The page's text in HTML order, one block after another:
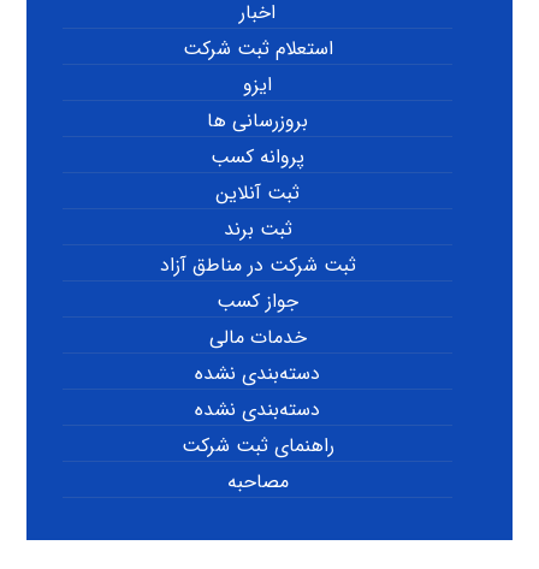
اخبار
استعلام ثبت شرکت
ایزو
بروزرسانی ها
پروانه کسب
ثبت آنلاین
ثبت برند
ثبت شرکت در مناطق آزاد
جواز کسب
خدمات مالی
دسته‌بندی نشده
دسته‌بندی نشده
راهنمای ثبت شرکت
مصاحبه